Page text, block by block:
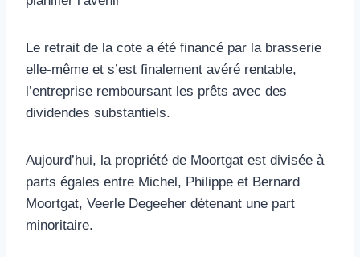
Le retrait de la cote a été financé par la brasserie
elle-même et s’est finalement avéré rentable,
l’entreprise remboursant les prêts avec des
dividendes substantiels.
Aujourd’hui, la propriété de Moortgat est divisée à
parts égales entre Michel, Philippe et Bernard
Moortgat, Veerle Degeeher détenant une part
minoritaire.